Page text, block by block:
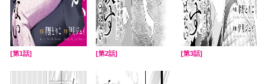
[第1話] [第2話] [第3話]